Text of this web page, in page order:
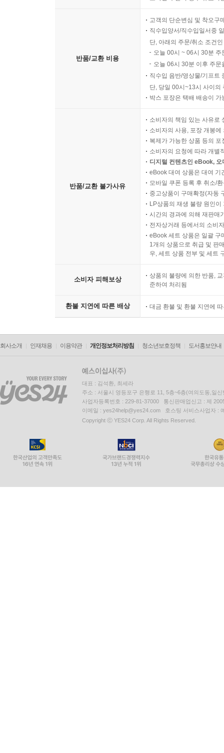
반품/교환 비용
고객의 단순변심 및 착오구
직수입양서/직수입일서중
단, 아래의 주문/취소 조건
오늘 00시 ~ 06시 30분
오늘 06시 30분 이후 주
직수입 음반/영상물/기프트
단, 당일 00시~13시 사이의
박스 포장은 택배 배송이
반품/교환 불가사유
소비자의 책임 있는 사유로
소비자의 사용, 포장 개봉
복제가 가능한 상품 등의
소비자의 요청에 따라 개별
디지털 컨텐츠인 eBook,
eBook 대여 상품은 대여 기
모바일 쿠폰 등록 후 취소/
중고상품이 구매확정(자동
LP상품의 재생 불량 원인
시간의 경과에 의해 재판매
전자상거래 등에서의 소비
eBook 세트 상품은 일괄 구
1개의 상품으로 취급 및 판
우, 세트 상품 전부 및 세트
소비자 피해보상
상품의 불량에 의한 반품,
준하여 처리됨
환불 지연에 따른 배상 대금 환불 및 환불 지연에
회사소개 인재채용 이용약관 개인정보처리방침 청소년보호정책 도서홍보안내
대표 : 김석환, 최세라
주소 : 서울시 영등포구 은행로 11, 5층~6층(여의도동,일신
사업자등록번호 : 229-81-37000 통신판매업신고 : 제
이메일 : yes24help@yes24.com 호스팅 서비스사업자 :
Copyright ⓒ YES24 Corp. All Rights Reserved.